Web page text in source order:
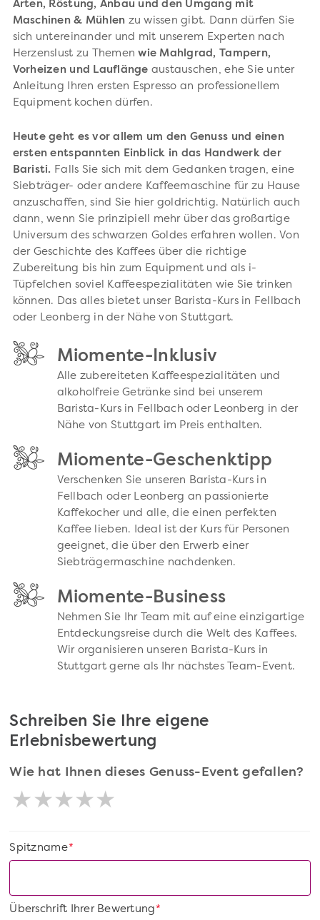
Arten, Röstung, Anbau und den Umgang mit
Maschinen & Mühlen zu wissen gibt. Dann dürfen Sie
sich untereinander und mit unserem Experten nach
Herzenslust zu Themenwie Mahlgrad, Tampern,
Vorheizen und Lauflänge austauschen, ehe Sie unter
Anleitung Ihren ersten Espresso an professionellem
Equipment kochen dürfen.
Heute geht es vor allem um den Genuss und einen
ersten entspannten Einblick in das Handwerk der
Baristi. Falls Sie sich mit dem Gedanken tragen, eine
Siebträger- oder andere Kaffeemaschine für zu Hause
anzuschaffen, sind Sie hier goldrichtig. Natürlich auch
dann, wenn Sie prinzipiell mehr über das großartige
Universum des schwarzen Goldes erfahren wollen. Von
der Geschichte des Kaffees über die richtige
Zubereitung bis hin zum Equipment und als i-
Tüpfelchen soviel Kaffeespezialitäten wie Sie trinken
können. Das alles bietet unser Barista-Kurs in Fellbach
oder Leonberg in der Nähe von Stuttgart.
Miomente-Inklusiv
Alle zubereiteten Kaffeespezialitäten und
alkoholfreie Getränke sind bei unserem
Barista-Kurs in Fellbach oder Leonberg in der
Nähe von Stuttgart im Preis enthalten.
Miomente-Geschenktipp
Verschenken Sie unseren Barista-Kurs in
Fellbach oder Leonberg an passionierte
Kaffekocher und alle, die einen perfekten
Kaffee lieben. Ideal ist der Kurs für Personen
geeignet, die über den Erwerb einer
Siebträgermaschine nachdenken.
Miomente-Business
Nehmen Sie Ihr Team mit auf eine einzigartige
Entdeckungsreise durch die Welt des Kaffees.
Wir organisieren unseren Barista-Kurs in
Stuttgart gerne als Ihr nächstes Team-Event.
Schreiben Sie Ihre eigene
Erlebnisbewertung
Wie hat Ihnen dieses Genuss-Event gefallen?
*
Spitzname
*
Überschrift Ihrer Bewertung